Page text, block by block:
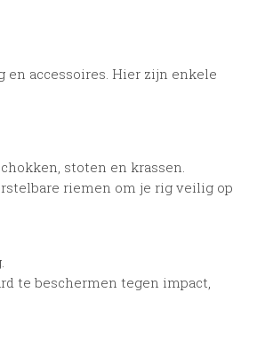
accessoires. Hier zijn enkele
stoten en krassen.
riemen om je rig veilig op
te beschermen tegen impact,